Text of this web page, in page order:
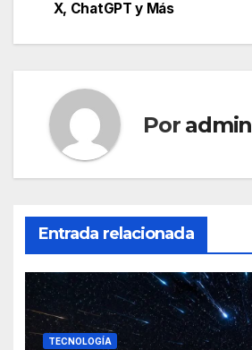
entradas
X, ChatGPT y Más
Por admin
Entrada relacionada
TECNOLOGÍA